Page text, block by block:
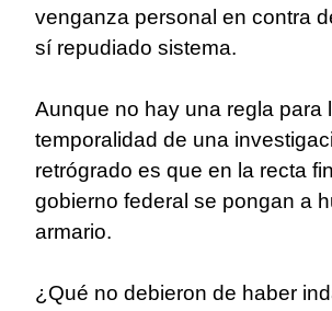
venganza personal en contra
sí repudiado sistema.
Aunque no hay una regla para
temporalidad de una
retrógrado es que en la recta
gobierno federal se pongan a
armario.
¿Qué no debieron de haber